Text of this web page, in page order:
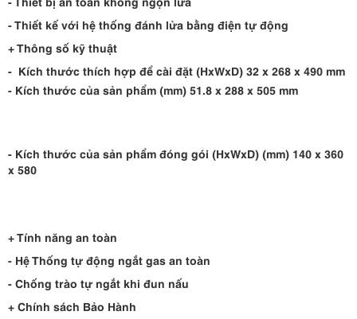
- Thiết kế với hệ thống đánh lửa bằng điện tự động
+ Thông số kỹ thuật
- Kích thước thích hợp để cài đặt (HxWxD) 32 x 268 x 490 mm
- Kích thước của sản phẩm (mm) 51.8 x 288 x 505 mm
- Kích thước của sản phẩm đóng gói (HxWxD) (mm) 140 x 360
x 580
+ Tính năng an toàn
- Hệ Thống tự động ngắt gas an toàn
- Chống trào tự ngắt khi đun nấu
+ Chính sách Bảo Hành